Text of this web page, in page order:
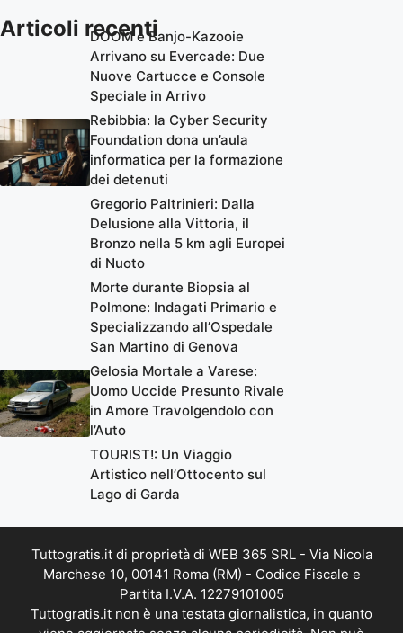
Articoli recentiDOOM e Banjo-Kazooie
Arrivano su Evercade: Due
Nuove Cartucce e Console
Speciale in Arrivo
Rebibbia: la Cyber Security
Foundation dona un’aula
informatica per la formazione
dei detenuti
Gregorio Paltrinieri: Dalla
Delusione alla Vittoria, il
Bronzo nella 5 km agli Europei
di Nuoto
Morte durante Biopsia al
Polmone: Indagati Primario e
Specializzando all’Ospedale
San Martino di Genova
Gelosia Mortale a Varese:
Uomo Uccide Presunto Rivale
in Amore Travolgendolo con
l’Auto
TOURIST!: Un Viaggio
Artistico nell’Ottocento sul
Lago di Garda
Tuttogratis.it di proprietà di WEB 365 SRL - Via Nicola
Marchese 10, 00141 Roma (RM) - Codice Fiscale e
Partita I.V.A. 12279101005
Tuttogratis.it non è una testata giornalistica, in quanto